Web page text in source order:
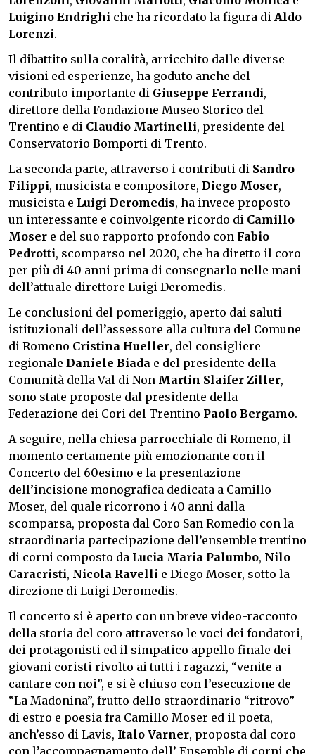
Luigino Endrighi che ha ricordato la figura di Aldo
Lorenzi.
Il dibattito sulla coralità, arricchito dalle diverse
visioni ed esperienze, ha goduto anche del
contributo importante di Giuseppe Ferrandi,
direttore della Fondazione Museo Storico del
Trentino e di Claudio Martinelli, presidente del
Conservatorio Bomporti di Trento.
La seconda parte, attraverso i contributi di Sandro
Filippi, musicista e compositore, Diego Moser,
musicista e Luigi Deromedis, ha invece proposto
un interessante e coinvolgente ricordo di Camillo
Moser e del suo rapporto profondo con Fabio
Pedrotti, scomparso nel 2020, che ha diretto il coro
per più di 40 anni prima di consegnarlo nelle mani
dell’attuale direttore Luigi Deromedis.
Le conclusioni del pomeriggio, aperto dai saluti
istituzionali dell’assessore alla cultura del Comune
di Romeno Cristina Hueller, del consigliere
regionale Daniele Biada e del presidente della
Comunità della Val di Non Martin Slaifer Ziller,
sono state proposte dal presidente della
Federazione dei Cori del Trentino Paolo Bergamo.
A seguire, nella chiesa parrocchiale di Romeno, il
momento certamente più emozionante con il
Concerto del 60esimo e la presentazione
dell’incisione monografica dedicata a Camillo
Moser, del quale ricorrono i 40 anni dalla
scomparsa, proposta dal Coro San Romedio con la
straordinaria partecipazione dell’ensemble trentino
di corni composto da Lucia Maria Palumbo, Nilo
Caracristi, Nicola Ravelli e Diego Moser, sotto la
direzione di Luigi Deromedis.
Il concerto si è aperto con un breve video-racconto
della storia del coro attraverso le voci dei fondatori,
dei protagonisti ed il simpatico appello finale dei
giovani coristi rivolto ai tutti i ragazzi, “venite a
cantare con noi”, e si è chiuso con l’esecuzione de
“La Madonina”, frutto dello straordinario “ritrovo”
di estro e poesia fra Camillo Moser ed il poeta,
anch’esso di Lavis, Italo Varner, proposta dal coro
con l’accompagnamento dell’ Ensemble di corni che